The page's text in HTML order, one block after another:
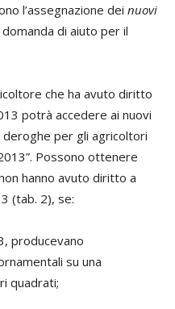
l’assegnazione dei nuovi
di aiuto per il
che ha avuto diritto
potrà accedere ai nuovi
per gli agricoltori
Possono ottenere
hanno avuto diritto a
(tab. 2), se:
producevano
su una
quadrati;